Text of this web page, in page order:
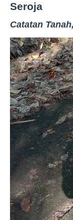
Seroja
Catatan